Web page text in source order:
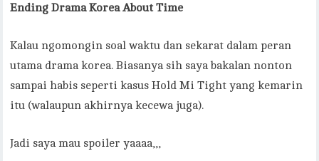
Ending Drama Korea About Time
Kalau ngomongin soal waktu dan sekarat dalam peran
utama drama korea. Biasanya sih saya bakalan nonton
sampai habis seperti kasus Hold Mi Tight yang kemarin
itu (walaupun akhirnya kecewa juga).
Jadi saya mau spoiler yaaaa,,,